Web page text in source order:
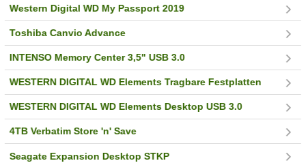
Western Digital WD My Passport 2019
Toshiba Canvio Advance
INTENSO Memory Center 3,5" USB 3.0
WESTERN DIGITAL WD Elements Tragbare Festplatten
WESTERN DIGITAL WD Elements Desktop USB 3.0
4TB Verbatim Store 'n' Save
Seagate Expansion Desktop STKP